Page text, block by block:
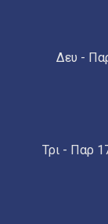
Δευ -
Τρι - Παρ